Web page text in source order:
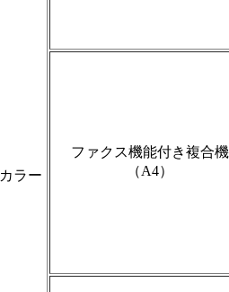
カラー
ファクス機能付き複合機
（A4）